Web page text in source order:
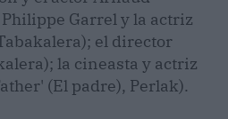
Garrel y la actriz
el director
la cineasta y actriz
(El padre), Perlak).